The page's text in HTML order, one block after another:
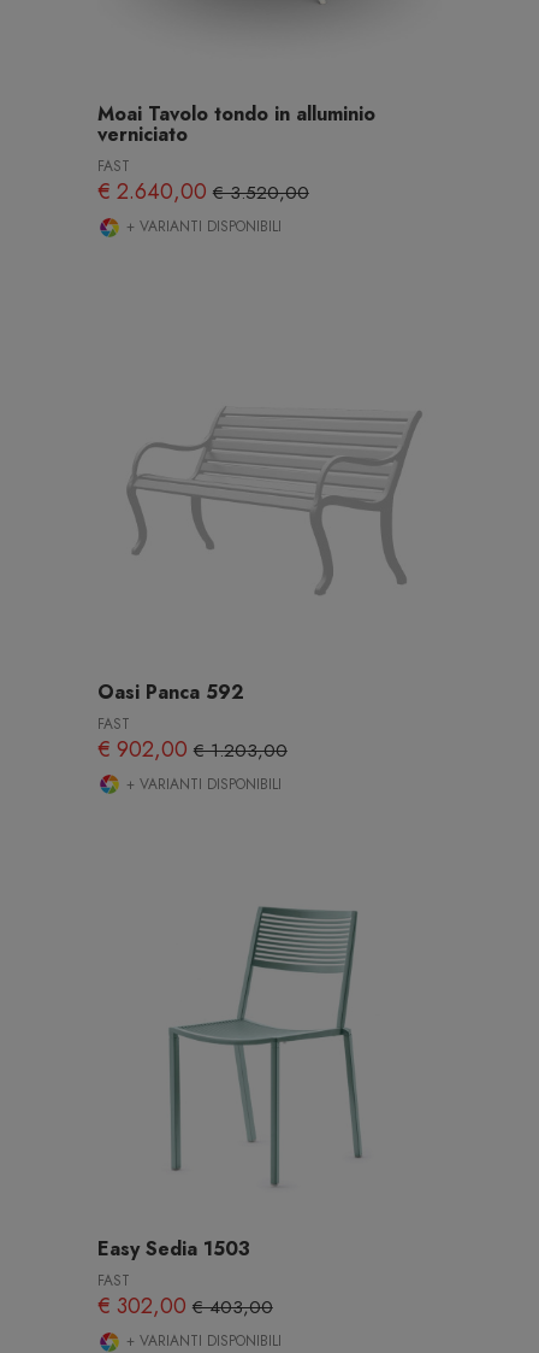
Moai Tavolo tondo in alluminio
verniciato
FAST
€ 2.640,00€ 3.520,00
+ VARIANTI DISPONIBILI
Oasi Panca 592
FAST
€ 902,00€ 1.203,00
+ VARIANTI DISPONIBILI
Easy Sedia 1503
FAST
€ 302,00€ 403,00
+ VARIANTI DISPONIBILI